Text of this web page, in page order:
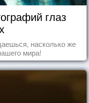
глаз
насколько же
мира!